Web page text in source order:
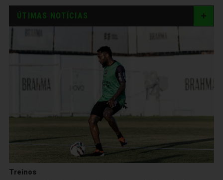
ÚTIMAS NOTÍCIAS
Treinos